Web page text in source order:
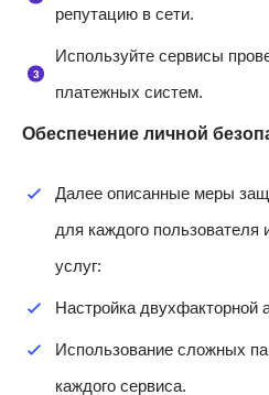
репутацию в сети.
Используйте сервисы
платежных систем.
Обеспечение личной
Далее описанные меры
для каждого пользователя
услуг:
Настройка двухфакторной
Использование сложных
каждого сервиса.